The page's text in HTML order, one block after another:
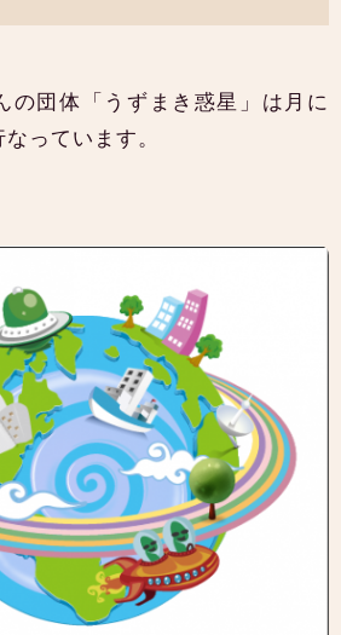
の団体「うずまき惑星」は月に
っています。